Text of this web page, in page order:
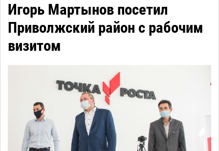
Игорь Мартынов посетил
Приволжский район с рабочим
визитом